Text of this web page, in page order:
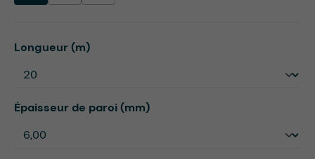
Select
Longueur (m)
Select
Épaisseur de paroi (mm)